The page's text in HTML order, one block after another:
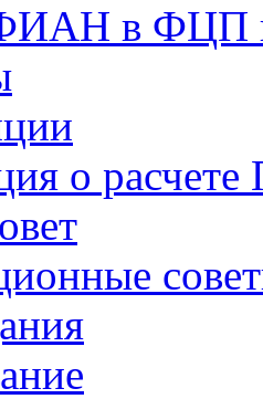
ФИАН в ФЦП
о